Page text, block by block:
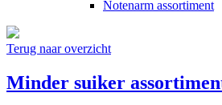
Notenarm assortiment
Terug naar overzicht
Minder suiker